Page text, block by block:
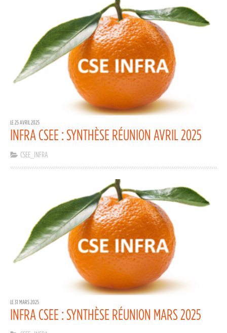
LE 25 AVRIL 2025
INFRA CSEE : SYNTHÈSE RÉUNION AVRIL 2025
CSEE_INFRA
LE 31 MARS 2025
INFRA CSEE : SYNTHÈSE RÉUNION MARS 2025